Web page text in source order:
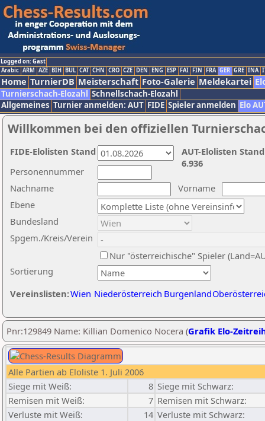
Logged on: Gast
Arabic ARM AZE BIH BUL CAT CHN CRO CZE DEN ENG ESP FAI FIN FRA GER GRE INA
Home TurnierDB Meisterschaft Foto-Galerie Meldekartei
Turnierschach-Elozahl Schnellschach-Elozahl
Allgemeines Turnier anmelden: AUT FIDE Spieler anmelden Elo
Willkommen bei den offiziellen
Nachname
Vorname
Ebene
Sortierung
Personennummer
Bundesland
Spgem./Kreis/Verein
Nur "österreichische" Spieler
Vereinslisten:Wien Niederösterreich Burgenland
AUT-Elolisten
6.936
FIDE-Elolisten Stand
Pnr:129849 Name: Killian Domenico Nocera (Grafik Elo-
Alle Partien ab Eloliste 1. Juli 2006
Siege mit Weiß:
8 Siege mit Schwarz:
Remisen mit Weiß:
7 Remisen mit Schwarz:
Verluste mit Weiß:
14 Verluste mit Schwarz: